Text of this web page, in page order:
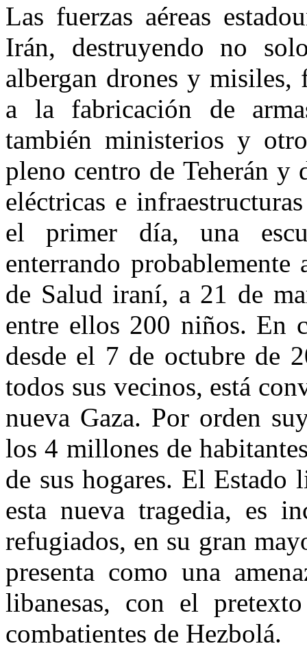
Las fuerzas aéreas
Irán, destruyendo no
albergan drones y misiles,
a la fabricación de
también ministerios y
pleno centro de Teherán y
eléctricas e
el primer día, una
enterrando
de Salud iraní, a 21 de
entre ellos 200 niños. En
desde el 7 de octubre de
todos sus vecinos, está
nueva Gaza. Por orden
los 4 millones de
de sus hogares. El Estado
esta nueva tragedia, es
refugiados, en su gran
presenta como una
libanesas, con el
combatientes de Hezbolá.